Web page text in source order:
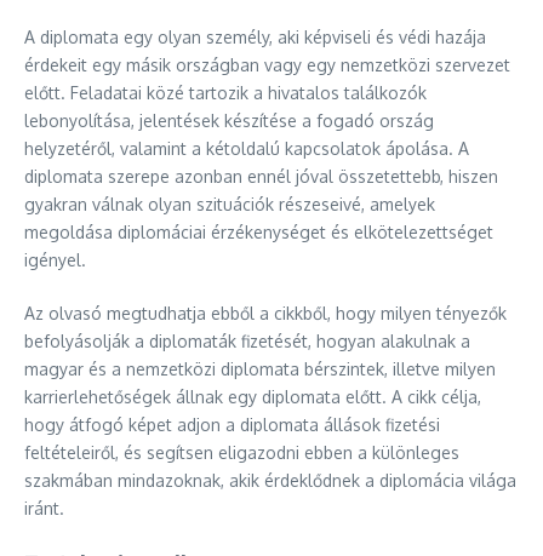
A diplomata egy olyan személy, aki képviseli és védi hazája
érdekeit egy másik országban vagy egy nemzetközi szervezet
előtt. Feladatai közé tartozik a hivatalos találkozók
lebonyolítása, jelentések készítése a fogadó ország
helyzetéről, valamint a kétoldalú kapcsolatok ápolása. A
diplomata szerepe azonban ennél jóval összetettebb, hiszen
gyakran válnak olyan szituációk részeseivé, amelyek
megoldása diplomáciai érzékenységet és elkötelezettséget
igényel.
Az olvasó megtudhatja ebből a cikkből, hogy milyen tényezők
befolyásolják a diplomaták fizetését, hogyan alakulnak a
magyar és a nemzetközi diplomata bérszintek, illetve milyen
karrierlehetőségek állnak egy diplomata előtt. A cikk célja,
hogy átfogó képet adjon a diplomata állások fizetési
feltételeiről, és segítsen eligazodni ebben a különleges
szakmában mindazoknak, akik érdeklődnek a diplomácia világa
iránt.